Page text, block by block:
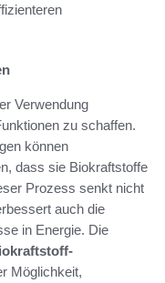
Verwendung
zu schaffen.
können
dass sie Biokraftstoffe
Prozess senkt nicht
auch die
in Energie. Die
Möglichkeit,